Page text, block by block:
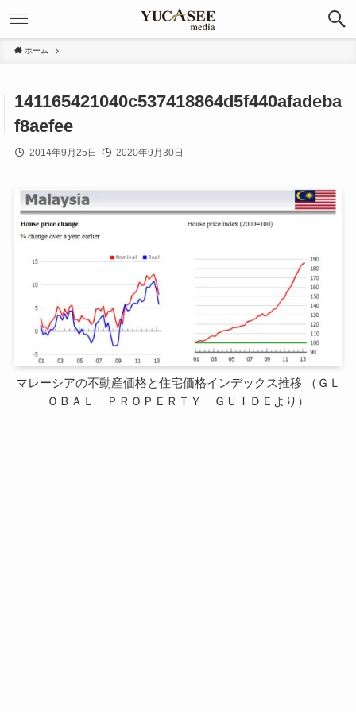
ホーム
141165421040c537418864d5f440afadeba
f8aefee
2014年9月25日 2020年9月30日
マレーシアの不動産価格と住宅価格インデックス推移 （ＧＬ
ＯＢＡＬ ＰＲＯＰＥＲＴＹ ＧＵＩＤＥより）